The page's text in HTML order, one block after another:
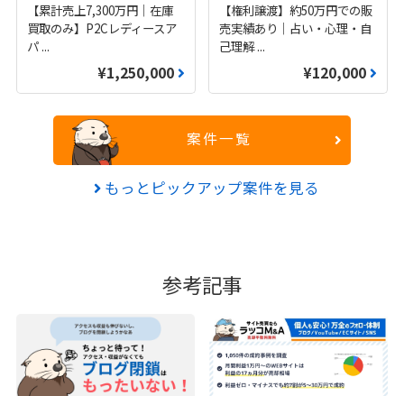
【累計売上7,300万円｜在庫
買取のみ】P2Cレディースア
パ ...
¥1,250,000
【権利譲渡】約50万円での販
売実績あり｜占い・心理・自
己理解...
¥120,000
案件一覧
もっとピックアップ案件を見る
参考記事